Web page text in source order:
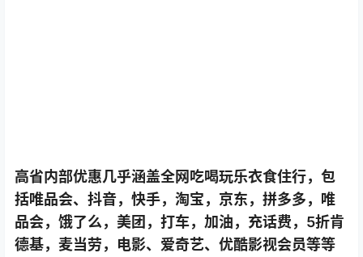
高省内部优惠几乎涵盖全网吃喝玩乐衣食住行，包
括唯品会、抖音，快手，淘宝，京东，拼多多，唯
品会，饿了么，美团，打车，加油，充话费，5折肯
德基，麦当劳，电影、爱奇艺、优酷影视会员等等